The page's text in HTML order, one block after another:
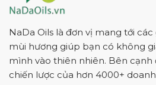
NaDa Oils là đơn vị mang tới
mùi hương giúp bạn có không
mình vào thiên nhiên. Bên cạnh
chiến lược của hơn 4000+